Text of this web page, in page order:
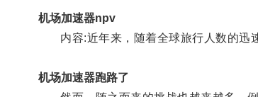
机场加速器npv
内容:近年来，随着全球旅行人数的迅
机场加速器跑路了